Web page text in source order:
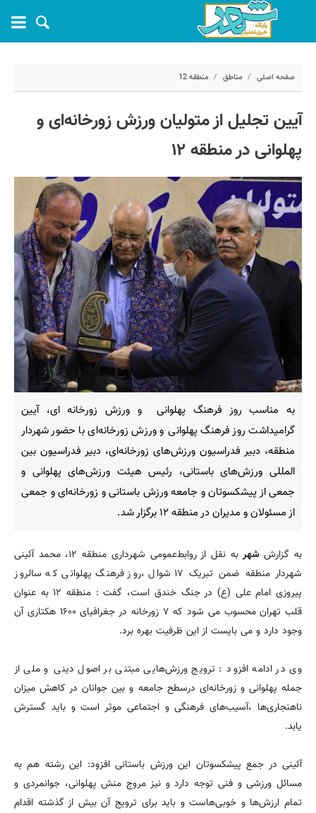
صفحه اصلی مناطق منطقه 12
آیین تجلیل از متولیان ورزش زورخانه‌ای و
پهلوانی در منطقه ۱۲
به مناسب روز فرهنگ پهلوانی و ورزش زورخانه ای، آیین
گرامیداشت روز فرهنگ پهلوانی و ورزش زورخانه‌ای با حضور شهردار
منطقه، دبیر فدراسیون ورزش‌های زورخانه‌ای، دبیر فدراسیون بین
المللی ورزش‌های باستانی، رئیس هیئت ورزش‌های پهلوانی و
جمعی از پیشکسوتان و جامعه ورزش باستانی و زورخانه‌ای و جمعی
از مسئولان و مدیران در منطقه ۱۲ برگزار شد.
به گزارششهر
به نقل از روابط‌عمومی شهرداری منطقه ۱۲، محمد آئینی
شهردار منطقه ضمن تبریک ۱۷ شوال ،روز فرهنگ پهلوانی که سالروز
پیروزی امام علی (ع) در جنگ خندق است، گفت : منطقه ۱۲ به عنوان
قلب تهران محسوب می شود که ۷ زورخانه در جغرافیای ۱۶۰۰ هکتاری آن
وجود دارد و می بایست از این ظرفیت بهره برد.
وی در ادامه افزود : ترویج ورزش‌هایی مبتنی بر اصول دینی و ملی از
جمله پهلوانی و زورخانه‌ای درسطح جامعه و بین جوانان در کاهش میزان
ناهنجاری‌ها ،آسیب‌های فرهنگی و اجتماعی موثر است و باید گسترش
یابد.
آئینی در جمع پیشکسوتان این ورزش باستانی افزود: این رشته هم به
مسائل ورزشی و فنی توجه دارد و نیز مروج منش پهلوانی، جوانمردی و
تمام ارزش‌ها و خوبی‌هاست و باید برای ترویج آن بیش از گذشته اقدام